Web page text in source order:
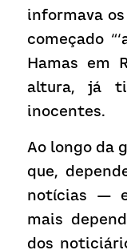
informava
começado
Hamas em
altura, já
inocentes.
Ao longo da
que,
notícias —
mais
dos